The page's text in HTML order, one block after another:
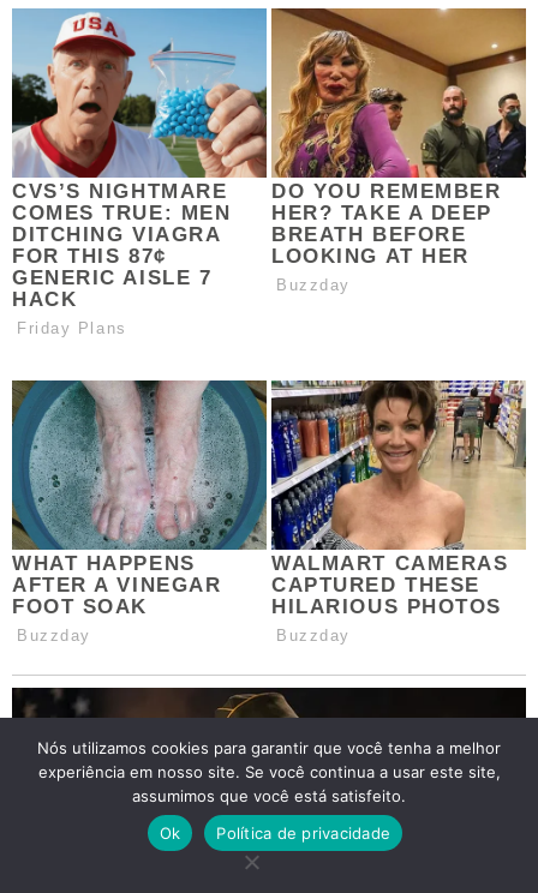
Nós utilizamos cookies para garantir que você tenha a melhor
experiência em nosso site. Se você continua a usar este site,
assumimos que você está satisfeito.
Ok
Política de privacidade